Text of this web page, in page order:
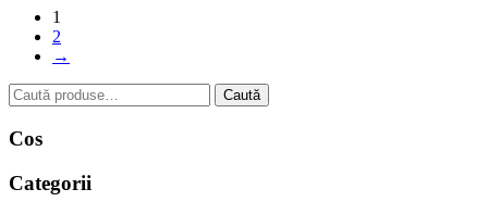
1
2
→
Caută
după:
Caută
Cos
Categorii